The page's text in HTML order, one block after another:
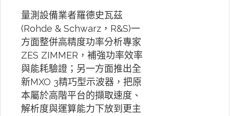
量測設備業者羅德史瓦茲
(Rohde & Schwarz，R&S)一
方面整併高精度功率分析專家
ZES ZIMMER，補強功率效率
與能耗驗證；另一方面推出全
新MXO 3精巧型示波器，把原
本屬於高階平台的擷取速度、
解析度與運算能力下放到更主